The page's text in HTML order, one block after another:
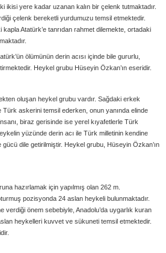
ikisi yere kadar uzanan kalın bir çelenk tutmaktadır.
çelenk bereketli yurdumuzu temsil etmektedir.
kapla Atatürk’e tanrıdan rahmet dilemekte, ortadaki
ölümünün derin acısı içinde bile gururlu,
Heykel grubu Hüseyin Özkan’ın eseridir.
oluşan heykel grubu vardır. Sağdaki erkek
Türk askerini temsil ederken, onun yanında elinde
biraz gerisinde ise yerel kıyafetlerle Türk
yüzünde derin acı ile Türk milletinin kendine
gücü dile getirilmiştir. Heykel grubu, Hüseyin Özkan’ın
hazırlamak için yapılmış olan 262 m.
pozisyonda 24 aslan heykeli bulunmaktadır.
verdiği önem sebebiyle, Anadolu’da uygarlık kuran
heykelleri kuvvet ve sükuneti temsil etmektedir.